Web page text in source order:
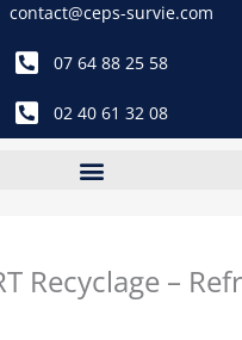
contact@ceps-survie.com
07 64 88 25 58
02 40 61 32 08
Recyclage –